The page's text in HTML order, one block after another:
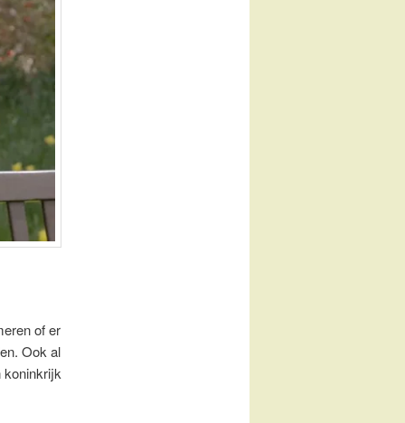
of er
Ook al
koninkrijk